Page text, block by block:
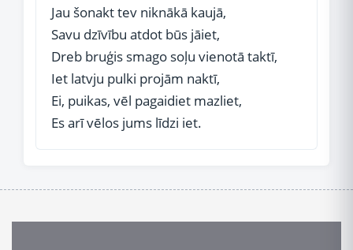
Jau šonakt tev niknākā kaujā,
Savu dzīvību atdot būs jāiet,
Dreb bruģis smago soļu vienotā taktī,
Iet latvju pulki projām naktī,
Ei, puikas, vēl pagaidiet mazliet,
Es arī vēlos jums līdzi iet.